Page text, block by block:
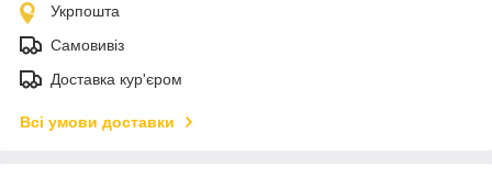
Укрпошта
Самовивіз
Доставка кур'єром
Всі умови доставки